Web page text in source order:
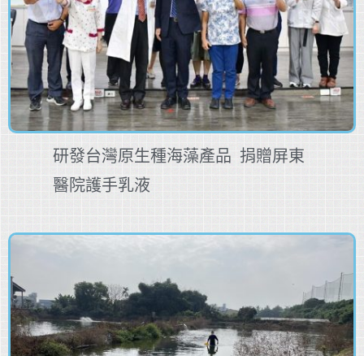
研發台灣原生種海藻產品 捐贈屏東
醫院護手乳液